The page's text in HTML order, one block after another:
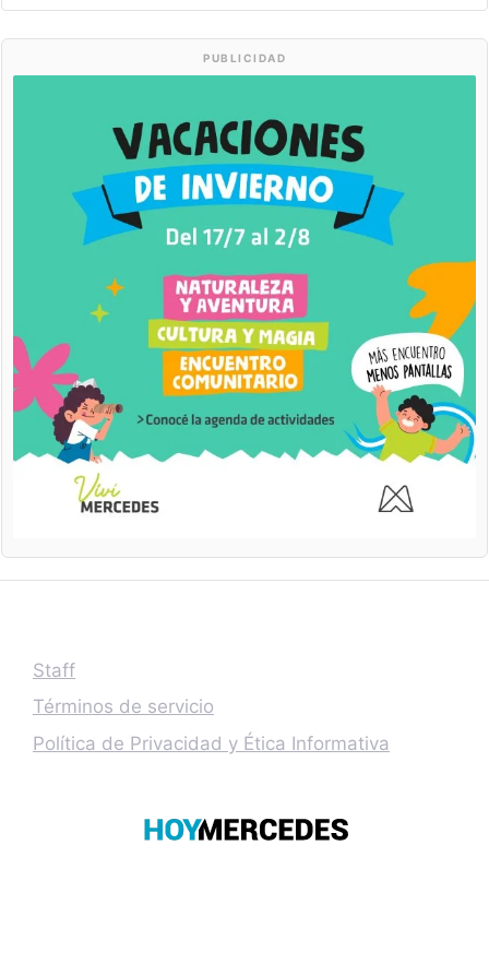
PUBLICIDAD
Staff
Términos de servicio
Política de Privacidad y Ética Informativa